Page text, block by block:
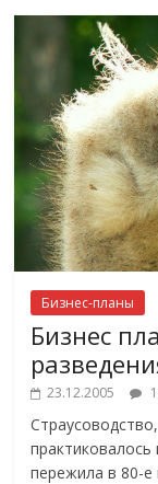
Бизнес-планы
Бизнес
23.12.2005
пережила в 80-е